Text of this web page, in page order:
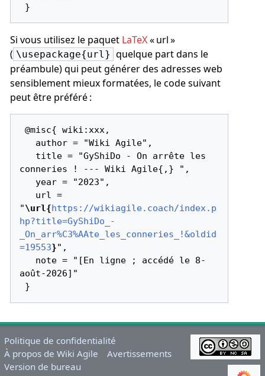
Si vous utilisez le paquet LaTeX« url »
( \usepackage{url} quelque part dans le
préambule) qui peut générer des adresses web
sensiblement mieux formatées, le code suivant
peut être préféré :
@misc{ wiki:xxx,
conneries ! --- Wiki Agile{,} ",
"\url{https://wikiagile.coach/index.p
hp?title=GyShiDo_-
_On_arr%C3%AAte_les_conneries_!&oldid
=19553}",
août-2026]"
Politique de confidentialité
À propos de Wiki Agile
Avertissements
Version de bureau